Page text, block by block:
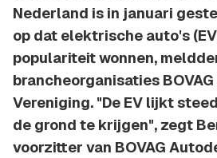
Nederland is in januari
op dat elektrische auto's
populariteit wonnen,
brancheorganisaties BOVAG
Vereniging. "De EV lijkt
de grond te krijgen", zegt
voorzitter van BOVAG